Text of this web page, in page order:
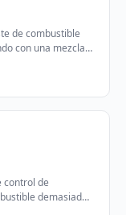
de combustible
con una mezcla
control de
demasiado